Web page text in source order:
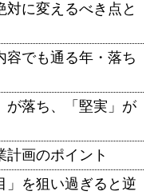
に変えるべき点と
容でも通る年・落ち
が落ち、「堅実」が
計画のポイント
」を狙い過ぎると逆